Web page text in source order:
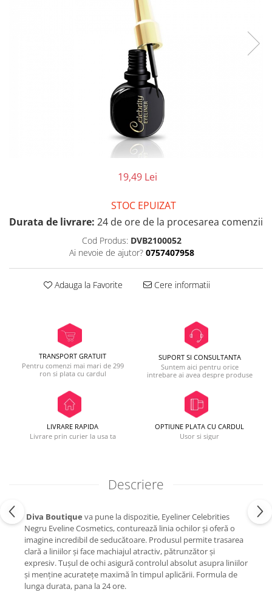
19,49 Lei
STOC EPUIZAT
Durata de livrare: 24 de ore de la procesarea comenzii
Cod Produs: DVB2100052
Ai nevoie de ajutor? 0757407958
Adauga la Favorite Cere informatii
TRANSPORT GRATUIT
Pentru comenzi mai mari de 299
ron si plata cu cardul
SUPORT SI CONSULTANTA
Suntem aici pentru orice
intrebare ai avea despre produse
LIVRARE RAPIDA
Livrare prin curier la usa ta
OPTIUNE PLATA CU CARDUL
Usor si sigur
Descriere
Diva Boutique va pune la dispozitie, Eyeliner Celebrities
Negru Eveline Cosmetics, conturează linia ochilor și oferă o
imagine incredibil de seducătoare. Produsul permite trasarea
clară a liniilor și face machiajul atractiv, pătrunzător și
expresiv. Tușul de ochi asigură controlul absolut asupra liniilor
și menține acuratețe maximă în timpul aplicării. Formula de
lunga durata, pana la 24 ore.